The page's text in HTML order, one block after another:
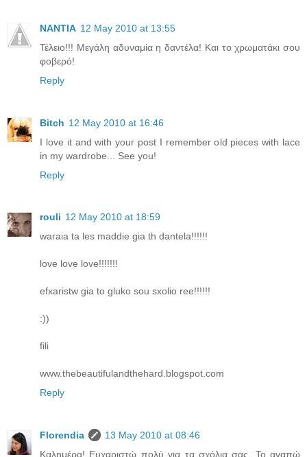
NANTIA 12 May 2010 at 13:55
Τέλειο!!! Μεγάλη αδυναμία η δαντέλα! Και το χρωματάκι σου
φοβερό!
Reply
Bitch 12 May 2010 at 16:46
I love it and with your post I remember old pieces with lace
in my wardrobe... See you!
Reply
rouli 12 May 2010 at 18:59
waraia ta les maddie gia th dantela!!!!!!
love love love!!!!!!!
efxaristw gia to gluko sou sxolio ree!!!!!!
:))
fili
www.thebeautifulandthehard.blogspot.com
Reply
Florendia
13 May 2010 at 08:46
Καλημέρα! Ευχαριστώ πολύ για τα σχόλια σας. Το αγαπώ